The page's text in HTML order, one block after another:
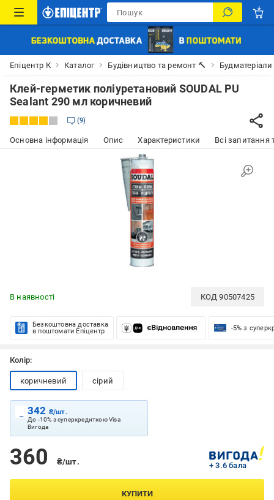
Епіцентр К Каталог Будівництво та ремонт 🔨 Будматеріали
Клей-герметик поліуретановий SOUDAL PU
Sealant 290 мл коричневий
9
Основна інформація Опис Характеристики Всі запитання
В наявності КОД90507425
Безкоштовна доставка
в поштомати Епіцентр
-5% з
Колір:
коричневий сірий
342 ₴/шт.
До -10% з суперкредиткою Visa
Вигода
360 ₴/шт. + 3.6 бала
КУПИТИ